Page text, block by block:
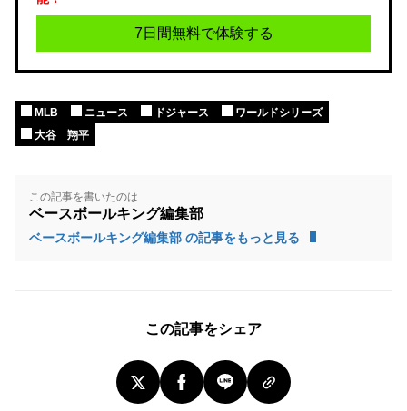
7日間無料で体験する
MLB ニュース ドジャース
ワールドシリーズ
大谷 翔平
この記事を書いたのは
ベースボールキング編集部
ベースボールキング編集部 の記事をもっと見る
この記事をシェア